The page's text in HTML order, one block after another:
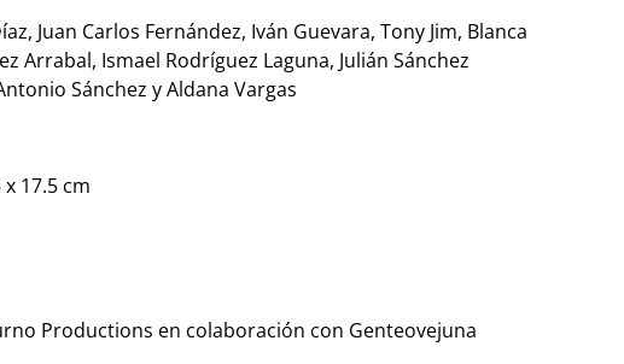
Juan Carlos Fernández, Iván Guevara, Tony Jim, Blanca
Arrabal, Ismael Rodríguez Laguna, Julián Sánchez
Sánchez y Aldana Vargas
x 17.5 cm
Productions en colaboración con Genteovejuna